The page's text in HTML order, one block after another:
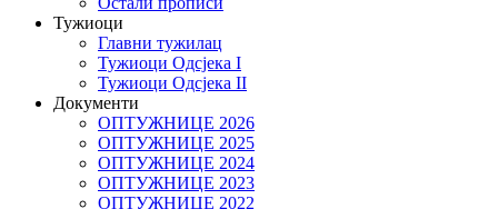
Тужиоци
Главни тужилац
Тужиоци Oдсјекa I
Тужиоци Oдсјекa II
Документи
ОПТУЖНИЦЕ 2026
ОПТУЖНИЦЕ 2025
ОПТУЖНИЦЕ 2024
ОПТУЖНИЦЕ 2023
ОПТУЖНИЦЕ 2022